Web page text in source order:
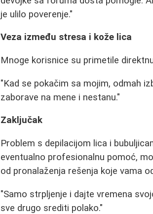
je ulilo poverenje."
Veza između stresa i kože lica
Mnoge korisnice su primetile
"Kad se pokačim sa mojim, odmah
zaborave na mene i nestanu."
Zaključak
Problem s depilacijom lica i
eventualno profesionalnu pomoć,
od pronalaženja rešenja koje vama
"Samo strpljenje i dajte vremena
sve drugo srediti polako."